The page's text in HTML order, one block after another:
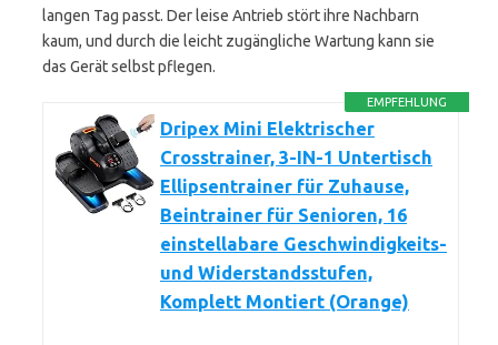
langen Tag passt. Der leise Antrieb stört ihre Nachbarn
kaum, und durch die leicht zugängliche Wartung kann sie
das Gerät selbst pflegen.
EMPFEHLUNG
Dripex Mini Elektrischer
Crosstrainer, 3-IN-1 Untertisch
Ellipsentrainer für Zuhause,
Beintrainer für Senioren, 16
einstellabare Geschwindigkeits-
und Widerstandsstufen,
Komplett Montiert (Orange)